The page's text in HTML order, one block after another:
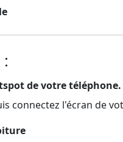
de votre téléphone.
connectez l'écran de